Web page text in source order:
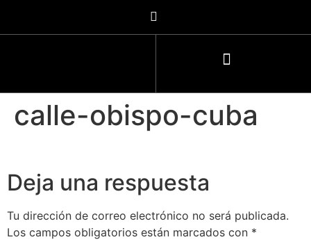
calle-obispo-cuba
Deja una respuesta
Tu dirección de correo electrónico no será publicada.
Los campos obligatorios están marcados con *